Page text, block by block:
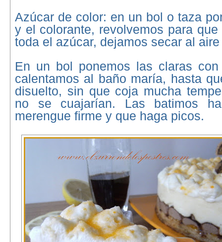
Azúcar de color: en un bol o taza
y el colorante, revolvemos para
toda el azúcar, dejamos secar al
En un bol ponemos las claras
calentamos al baño maría, hasta
disuelto, sin que coja mucha
no se cuajarían. Las batimos
merengue firme y que haga picos.